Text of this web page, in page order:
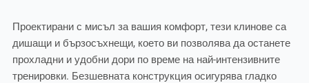
Проектирани с мисъл за вашия комфорт, тези клинове са
дишащи и бързосъхнещи, което ви позволява да останете
прохладни и удобни дори по време на най-интензивните
тренировки. Безшевната конструкция осигурява гладко